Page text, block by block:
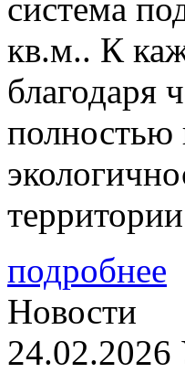
система
кв.м.. К
благодаря
полностью
подробнее
Новости
24.02.2026